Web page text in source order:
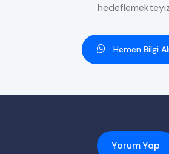
Hemen Bilgi
Yorum Yap